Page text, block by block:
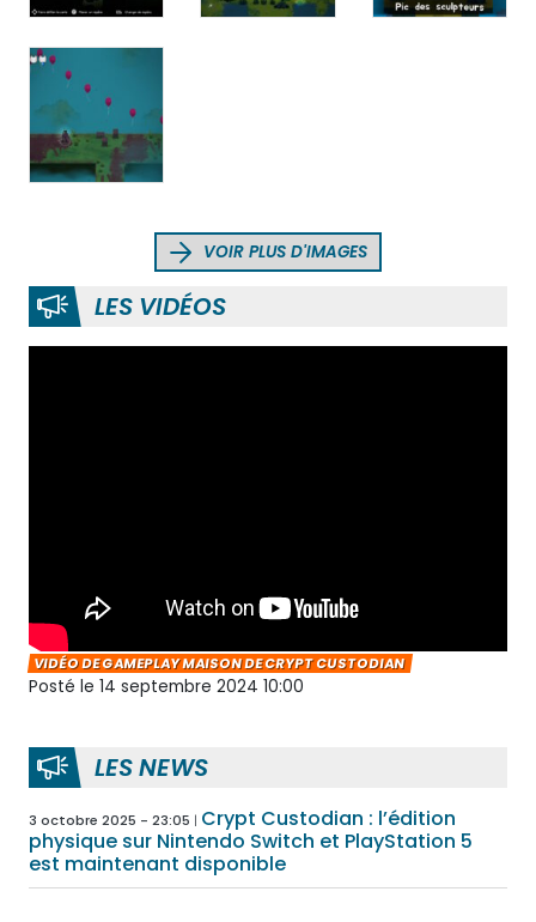
VOIR PLUS D'IMAGES
LES VIDÉOS
VIDÉO DE GAMEPLAY MAISON DE CRYPT CUSTODIAN
Posté le 14 septembre 2024 10:00
LES NEWS
3 octobre 2025 - 23:05
Crypt Custodian : l’édition
physique sur Nintendo Switch et PlayStation 5
est maintenant disponible